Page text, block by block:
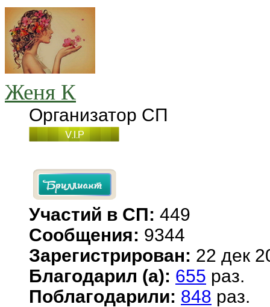
Женя К
Организатор СП
Участий в СП: 449
Сообщения: 9344
Зарегистрирован: 22 дек
Благодарил (а): 655 раз.
Поблагодарили: 848 раз.